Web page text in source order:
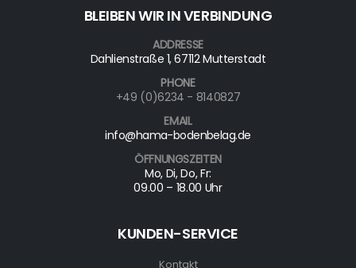
BLEIBEN WIR IN VERBINDUNG
ADDRESSE
Dahlienstraße 1, 67112 Mutterstadt
PHONE
+49 (0)6234 - 8140827
EMAIL
info@hama-bodenbelag.de
ÖFFNUNGSZEITEN
Mo, Di, Do, Fr:
09.00 – 18.00 Uhr
KUNDEN-SERVICE
Kontakt